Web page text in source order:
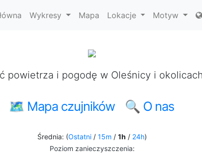
Wykresy Mapa Lokacje Motyw
powietrza i pogodę w Oleśnicy i
🗺 Mapa czujników 🔍 O nas
Średnia: (Ostatni/ 15m / 1h / 24h)
Poziom zanieczyszczenia: